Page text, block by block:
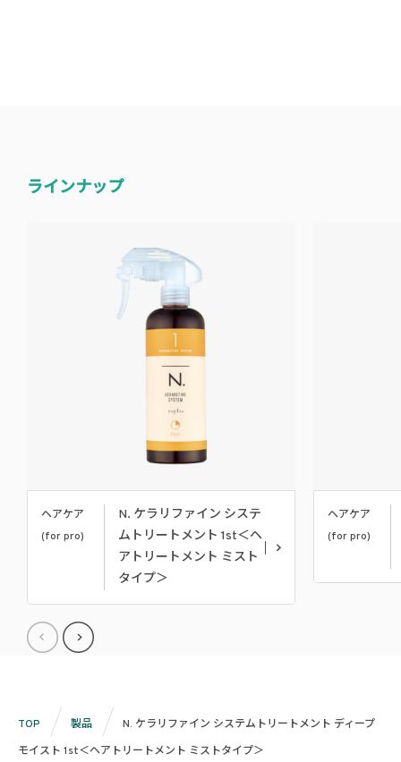
ラインナップ
ヘアケア
(for pro)
N. ケラリファイン システ
ムトリートメント 1st＜ヘ
アトリートメント ミスト
タイプ＞
ヘアケア
(for pro)
TOP 製品
N. ケラリファイン システムトリートメント ディープ
モイスト 1st＜ヘアトリートメント ミストタイプ＞